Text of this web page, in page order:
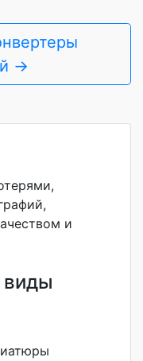
→
и
виды